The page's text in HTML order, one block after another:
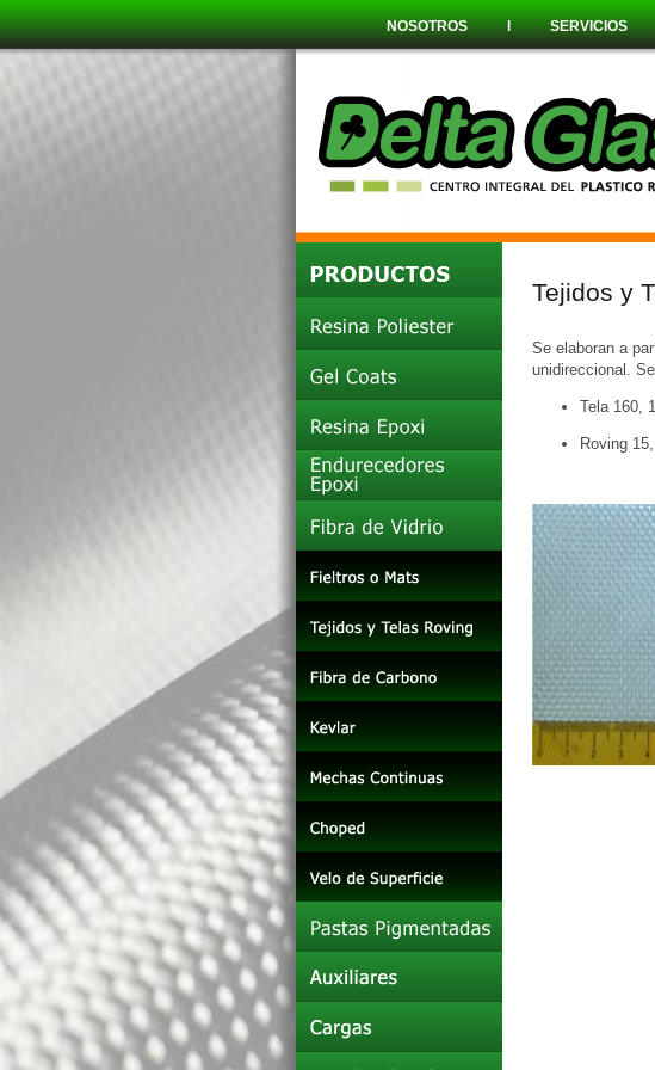
NOSOTROSlSERVICIOS
Tejidos y
Se elaboran a
unidireccional.
Tela 160,
Roving